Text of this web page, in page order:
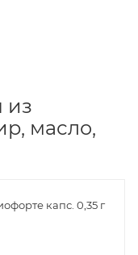
из
масло,
капс. 0,35 г